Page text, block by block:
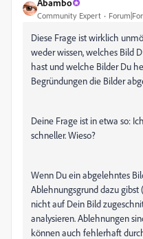
Abambo
Community Expert
Diese Frage ist wirklich
weder wissen, welches Bild
hast und welche Bilder Du
Begründungen die Bilder
Deine Frage ist in etwa so:
schneller. Wieso?
Wenn Du ein abgelehntes
Ablehnungsgrund dazu gibst
nicht auf Dein Bild
analysieren. Ablehnungen
können auch fehlerhaft